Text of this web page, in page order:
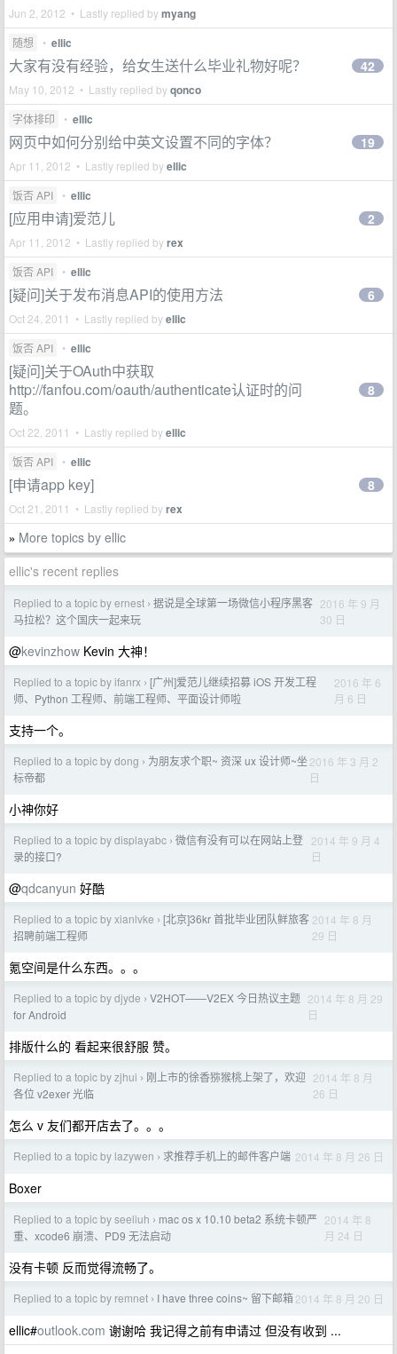
Jun 2, 2012 • Lastly replied bymyang
随想 • ellic
大家有没有经验，给女生送什么毕业礼物好呢？
May 10, 2012 • Lastly replied byqonco
42
字体排印 • ellic
网页中如何分别给中英文设置不同的字体？
Apr 11, 2012 • Lastly replied byellic
19
饭否 API • ellic
[应用申请]爱范儿
Apr 11, 2012 • Lastly replied byrex
2
饭否 API • ellic
[疑问]关于发布消息API的使用方法
Oct 24, 2011 • Lastly replied byellic
6
饭否 API • ellic
[疑问]关于OAuth中获取
http://fanfou.com/oauth/authenticate认证时的问
题。
Oct 22, 2011 • Lastly replied byellic
8
饭否 API • ellic
[申请app key]
Oct 21, 2011 • Lastly replied byrex
8
» More topics by ellic
ellic's recent replies
Replied to a topic by ernest › 据说是全球第一场微信小程序黑客
马拉松？这个国庆一起来玩
2016 年 9 月
30 日
@kevinzhow Kevin 大神！
Replied to a topic by ifanrx › [广州]爱范儿继续招募 iOS 开发工程
师、Python 工程师、前端工程师、平面设计师啦
2016 年 6
月 6 日
支持一个。
Replied to a topic by dong › 为朋友求个职~ 资深 ux 设计师~坐
标帝都
2016 年 3 月 2
日
小神你好
Replied to a topic by displayabc › 微信有没有可以在网站上登
录的接口?
2014 年 9 月 4
日
@qdcanyun 好酷
Replied to a topic by xianlvke › [北京]36kr 首批毕业团队鲜旅客
招聘前端工程师
2014 年 8 月
29 日
氪空间是什么东西。。。
Replied to a topic by djyde › V2HOT——V2EX 今日热议主题
for Android
2014 年 8 月 29
日
排版什么的 看起来很舒服 赞。
Replied to a topic by zjhui › 刚上市的徐香猕猴桃上架了，欢迎
各位 v2exer 光临
2014 年 8 月
26 日
怎么 v 友们都开店去了。。。
Replied to a topic by lazywen › 求推荐手机上的邮件客户端 2014 年 8 月 26 日
Boxer
Replied to a topic by seeliuh › mac os x 10.10 beta2 系统卡顿严
重、xcode6 崩溃、PD9 无法启动
2014 年 8
月 24 日
没有卡顿 反而觉得流畅了。
Replied to a topic by remnet › I have three coins~ 留下邮箱2014 年 8 月 20 日
ellic#outlook.com 谢谢哈 我记得之前有申请过 但没有收到 ...